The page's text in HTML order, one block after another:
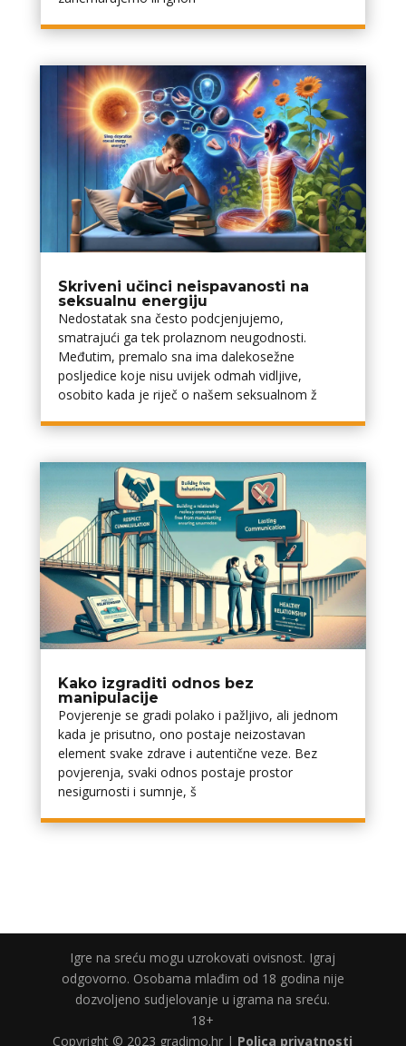
Skriveni učinci neispavanosti na
seksualnu energiju
Nedostatak sna često podcjenjujemo,
smatrajući ga tek prolaznom neugodnosti.
Međutim, premalo sna ima dalekosežne
posljedice koje nisu uvijek odmah vidljive,
osobito kada je riječ o našem seksualnom ž
Kako izgraditi odnos bez
manipulacije
Povjerenje se gradi polako i pažljivo, ali jednom
kada je prisutno, ono postaje neizostavan
element svake zdrave i autentične veze. Bez
povjerenja, svaki odnos postaje prostor
nesigurnosti i sumnje, š
Igre na sreću mogu uzrokovati ovisnost. Igraj
odgovorno. Osobama mlađim od 18 godina nije
dozvoljeno sudjelovanje u igrama na sreću.
18+
Copyright © 2023 gradimo.hr | Polica privatnosti